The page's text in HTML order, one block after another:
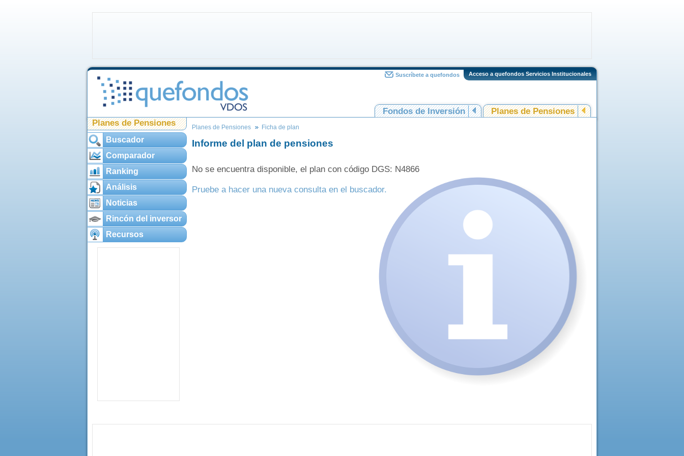
Acceso a quefondos Servicios Institucionales
Suscríbete a quefondos
Fondos de Inversión
Planes de Pensiones
Planes de Pensiones
Buscador
Comparador
Ranking
Análisis
Noticias
Rincón del inversor
Recursos
Planes de Pensiones Ficha de plan
Informe del plan de pensiones
No se encuentra disponible, el plan con código DGS: N4866
Pruebe a hacer una nueva consulta en el buscador.